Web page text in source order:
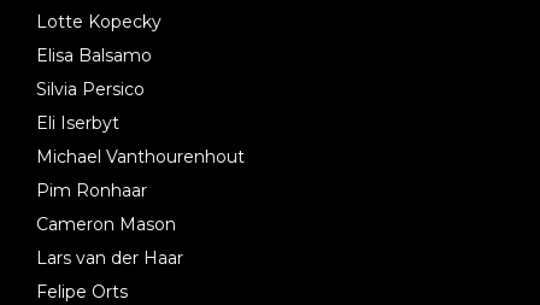
Lotte Kopecky
Elisa Balsamo
Silvia Persico
Eli Iserbyt
Michael Vanthourenhout
Pim Ronhaar
Cameron Mason
Lars van der Haar
Felipe Orts